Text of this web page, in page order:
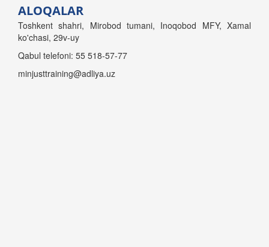
ALOQALAR
Toshkent shahri, Mirobod tumani, Inoqobod MFY, Xamal
ko'chasi, 29v-uy
Qabul telefoni: 55 518-57-77
minjusttraining@adliya.uz